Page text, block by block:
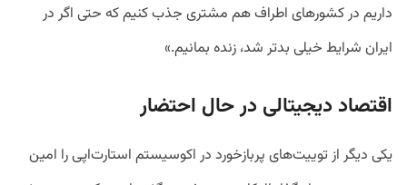
داریم در کشورهای اطراف هم مشتری جذب کنیم که حتی اگر در
ایران شرایط خیلی بدتر شد، زنده بمانیم.»
اقتصاد دیجیتالی در حال احتضار
یکی دیگر از توییت‌های پربازخورد در اکوسیستم استارت‌اپی را امین